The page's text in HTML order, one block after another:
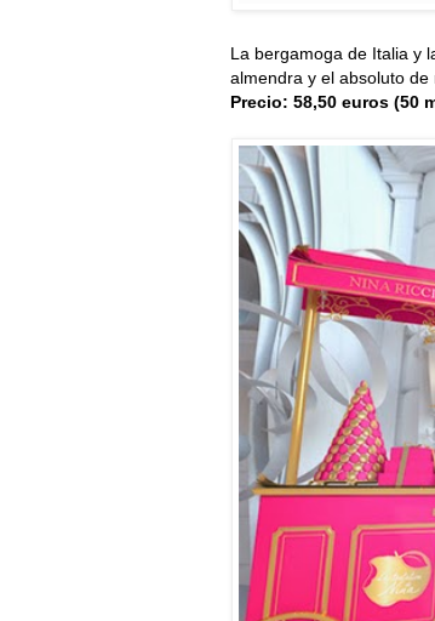
La bergamoga de Italia y
almendra y el absoluto
Precio: 58,50 euros (50